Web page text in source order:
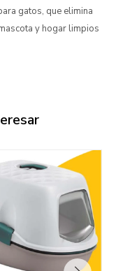
gatos, que elimina
y hogar limpios